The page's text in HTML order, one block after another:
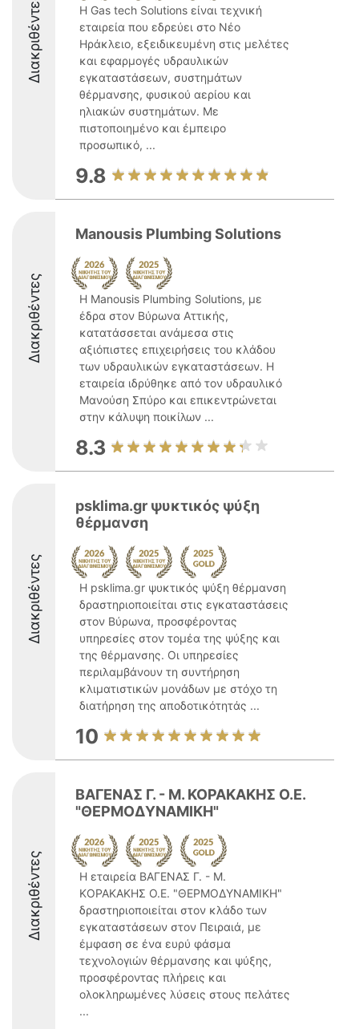
Διακριθέντες
Η Gas tech Solutions είναι τεχνική
εταιρεία που εδρεύει στο Νέο
Ηράκλειο, εξειδικευμένη στις μελέτες
και εφαρμογές υδραυλικών
εγκαταστάσεων, συστημάτων
θέρμανσης, φυσικού αερίου και
ηλιακών συστημάτων. Με
πιστοποιημένο και έμπειρο
προσωπικό, ...
9.8
Διακριθέντες
Manousis Plumbing Solutions
Η Manousis Plumbing Solutions, με
έδρα στον Βύρωνα Αττικής,
κατατάσσεται ανάμεσα στις
αξιόπιστες επιχειρήσεις του κλάδου
των υδραυλικών εγκαταστάσεων. Η
εταιρεία ιδρύθηκε από τον υδραυλικό
Μανούση Σπύρο και επικεντρώνεται
στην κάλυψη ποικίλων ...
8.3
Διακριθέντες
psklima.gr ψυκτικός ψύξη
θέρμανση
Η psklima.gr ψυκτικός ψύξη θέρμανση
δραστηριοποιείται στις εγκαταστάσεις
στον Βύρωνα, προσφέροντας
υπηρεσίες στον τομέα της ψύξης και
της θέρμανσης. Οι υπηρεσίες
περιλαμβάνουν τη συντήρηση
κλιματιστικών μονάδων με στόχο τη
διατήρηση της αποδοτικότητάς ...
10
Διακριθέντες
ΒΑΓΕΝΑΣ Γ. - Μ. ΚΟΡΑΚΑΚΗΣ Ο.Ε.
"ΘΕΡΜΟΔΥΝΑΜΙΚΗ"
Η εταιρεία ΒΑΓΕΝΑΣ Γ. - Μ.
ΚΟΡΑΚΑΚΗΣ Ο.Ε. "ΘΕΡΜΟΔΥΝΑΜΙΚΗ"
δραστηριοποιείται στον κλάδο των
εγκαταστάσεων στον Πειραιά, με
έμφαση σε ένα ευρύ φάσμα
τεχνολογιών θέρμανσης και ψύξης,
προσφέροντας πλήρεις και
ολοκληρωμένες λύσεις στους πελάτες
...